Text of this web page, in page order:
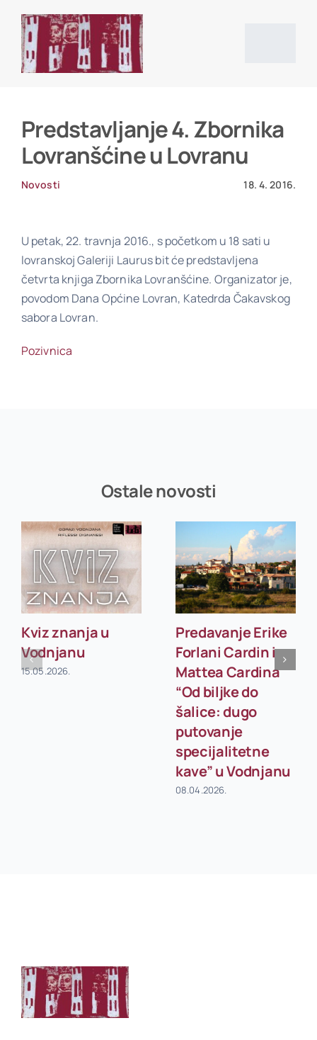
content
Vijesti
Projekti
Povijesni izvori i literatura
Predstavljanje 4. Zbornika
Lovranšćine u Lovranu
Novosti 18. 4. 2016.
U petak, 22. travnja 2016., s početkom u 18 sati u
lovranskoj Galeriji Laurus bit će predstavljena
četvrta knjiga Zbornika Lovranšćine. Organizator je,
povodom Dana Općine Lovran, Katedrda Čakavskog
sabora Lovran.
Pozivnica
Ostale novosti
Kviz znanja u
Vodnjanu
15.05.2026.
Predavanje Erike
Forlani Cardin i
Mattea Cardina
“Od biljke do
šalice: dugo
putovanje
specijalitetne
kave” u Vodnjanu
08.04.2026.